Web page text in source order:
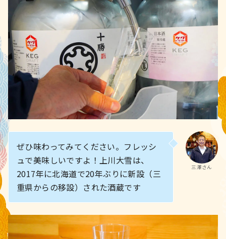
三澤さん
ぜひ味わってみてください。フレッシ
ュで美味しいですよ！上川大雪は、
2017年に北海道で20年ぶりに新設（三
重県からの移設）された酒蔵です